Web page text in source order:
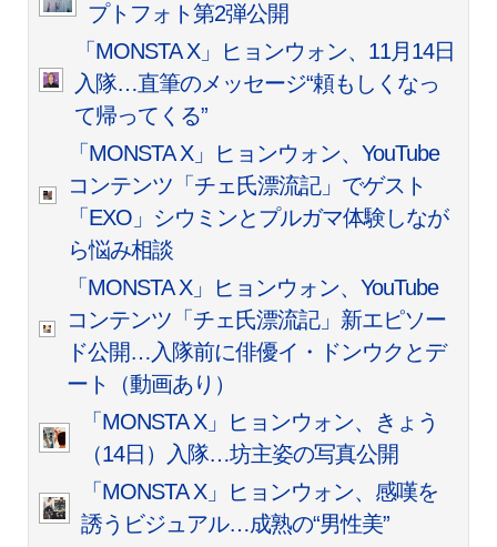
プトフォト第2弾公開
「MONSTA X」ヒョンウォン、11月14日
入隊…直筆のメッセージ“頼もしくなっ
て帰ってくる”
「MONSTA X」ヒョンウォン、YouTube
コンテンツ「チェ氏漂流記」でゲスト
「EXO」シウミンとプルガマ体験しなが
ら悩み相談
「MONSTA X」ヒョンウォン、YouTube
コンテンツ「チェ氏漂流記」新エピソー
ド公開…入隊前に俳優イ・ドンウクとデ
ート（動画あり）
「MONSTA X」ヒョンウォン、きょう
（14日）入隊…坊主姿の写真公開
「MONSTA X」ヒョンウォン、感嘆を
誘うビジュアル…成熟の“男性美”